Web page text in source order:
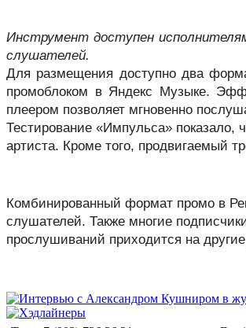
Инструмент доступен
слушателей.
Для размещения доступно два
промоблоком в Яндекс Музыке.
плеером позволяет мгновенно
Тестирование «Импульса» показало,
артиста. Кроме того, продвигаемый
Комбинированный формат промо в
слушателей. Также многие
прослушиваний приходится на